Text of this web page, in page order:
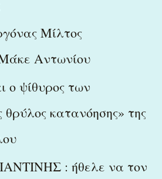
Μίλτος
Αντωνίου
ο ψίθυρος των
κατανόησης» της
: ήθελε να τον